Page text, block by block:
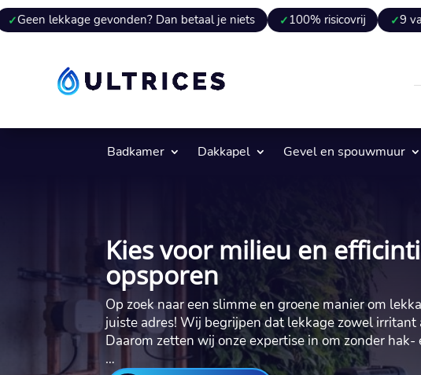
gevonden? Dan betaal je niets 100% risicovrij 9 van 10 keer
Badkamer Dakkapel Gevel en spouwmuur
Kies voor milieu en
opsporen
Op zoek naar een slimme en groene manier om
juiste adres! Wij begrijpen dat lekkage zowel
Daarom zetten wij onze expertise in om zonder
…